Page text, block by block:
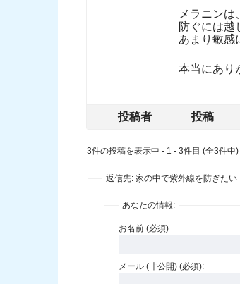
メラニンは
防ぐには越
あまり敏感
本当にあり
投稿者 投稿
3件の投稿を表示中 - 1 - 3件目 (全3件中)
返信先: 家の中で紫外線を防ぎたい
あなたの情報:
お名前 (必須)
メール (非公開) (必須):